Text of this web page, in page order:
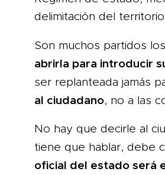
delimitación del
Son muchos partidos
abrirla para introducir
ser replanteada jamás
al ciudadano, no a las
No hay que decirle al
tiene que hablar, debe
oficial del estado será